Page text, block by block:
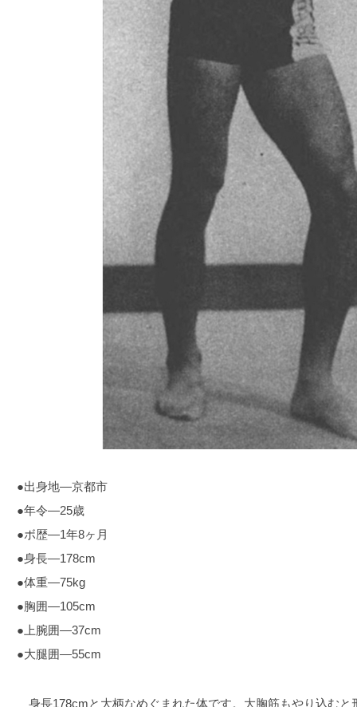
●出身地―京都市
●年令―25歳
●ボ歴―1年8ヶ月
●身長―178cm
●体重―75kg
●胸囲―105cm
●上腕囲―37cm
●大腿囲―55cm
身長178cmと大柄なめぐまれた体です。大胸筋もやり込むと